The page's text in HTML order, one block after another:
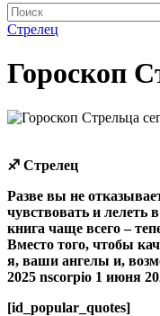
Стрелец
Гороскоп
♐ Стрелец
Разве вы не
чувствовать и
книга чаще всего –
Вместо того, чтобы
я, ваши ангелы и,
2025 nscorpio 1 июня
[id_popular_quotes]